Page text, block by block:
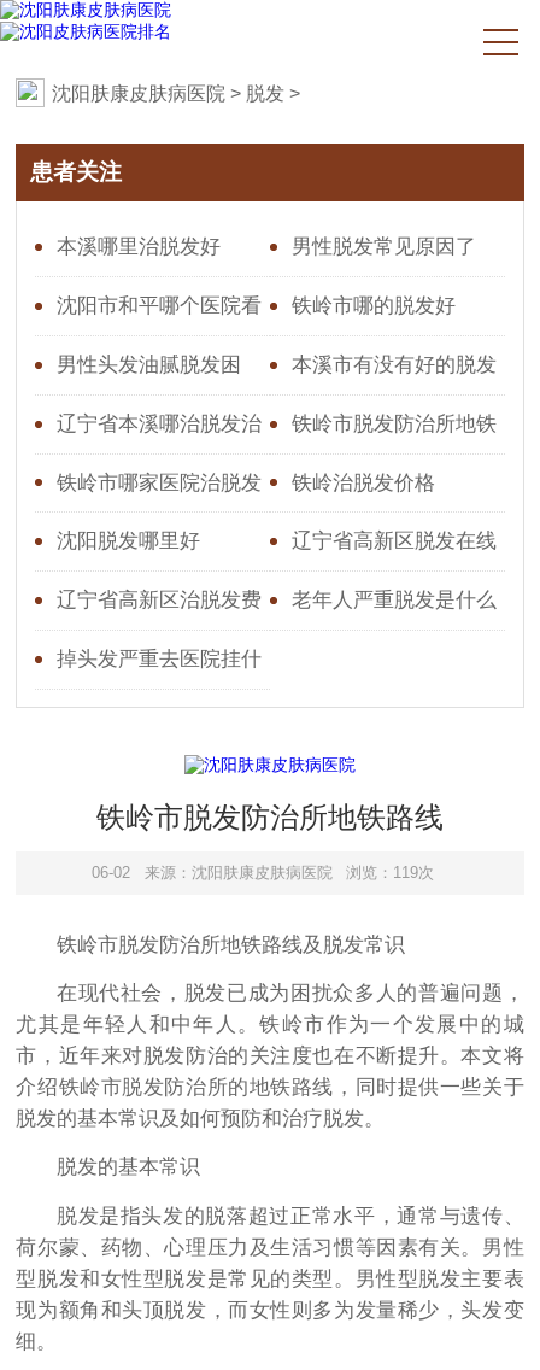
沈阳肤康皮肤病医院 > 脱发 >
患者关注
本溪哪里治脱发好 男性脱发常见原因了
解：从雄秃到生活习惯的
影响
沈阳市和平哪个医院看
脱发好一点的
铁岭市哪的脱发好
男性头发油腻脱发困
扰？科学应对指南在此
本溪市有没有好的脱发
医院
辽宁省本溪哪治脱发治
得好
铁岭市脱发防治所地铁
路线
铁岭市哪家医院治脱发
好
铁岭治脱发价格
沈阳脱发哪里好 辽宁省高新区脱发在线
医生
辽宁省高新区治脱发费
用
老年人严重脱发是什么
掉头发严重去医院挂什
铁岭市脱发防治所地铁路线
06-02 来源：沈阳肤康皮肤病医院 浏览：119次
铁岭市脱发防治所地铁路线及脱发常识
在现代社会，脱发已成为困扰众多人的普遍问题，
尤其是年轻人和中年人。铁岭市作为一个发展中的城
市，近年来对脱发防治的关注度也在不断提升。本文将
介绍铁岭市脱发防治所的地铁路线，同时提供一些关于
脱发的基本常识及如何预防和治疗脱发。
脱发的基本常识
脱发是指头发的脱落超过正常水平，通常与遗传、
荷尔蒙、药物、心理压力及生活习惯等因素有关。男性
型脱发和女性型脱发是常见的类型。男性型脱发主要表
现为额角和头顶脱发，而女性则多为发量稀少，头发变
细。